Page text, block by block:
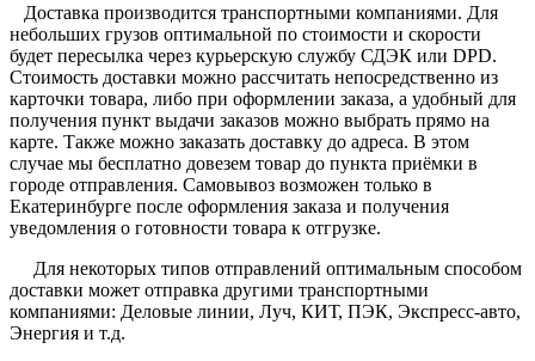
Доставка производится транспортными компаниями. Для
небольших грузов оптимальной по стоимости и скорости
будет пересылка через курьерскую службу СДЭК или DPD.
Стоимость доставки можно рассчитать непосредственно из
карточки товара, либо при оформлении заказа, а удобный для
получения пункт выдачи заказов можно выбрать прямо на
карте. Также можно заказать доставку до адреса. В этом
случае мы бесплатно довезем товар до пункта приёмки в
городе отправления. Самовывоз возможен только в
Екатеринбурге после оформления заказа и получения
уведомления о готовности товара к отгрузке.
Для некоторых типов отправлений оптимальным способом
доставки может отправка другими транспортными
компаниями: Деловые линии, Луч, КИТ, ПЭК, Экспресс-авто,
Энергия и т.д.